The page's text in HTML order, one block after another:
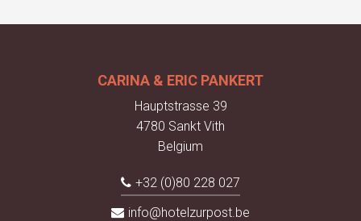
CARINA & ERIC PANKERT
Hauptstrasse 39
4780 Sankt Vith
Belgium
+32 (0)80 228 027
info@hotelzurpost.be